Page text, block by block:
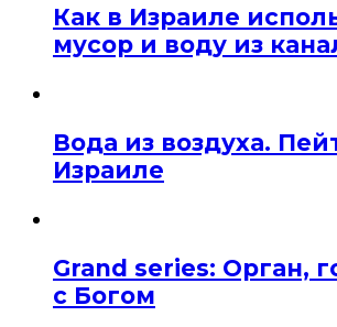
Как в Израиле
мусор и воду из
Вода из воздуха.
Израиле
Grand series: Орган,
с Богом